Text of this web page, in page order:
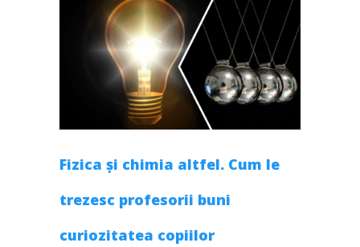
Fizica și chimia altfel. Cum le
trezesc profesorii buni
curiozitatea copiilor